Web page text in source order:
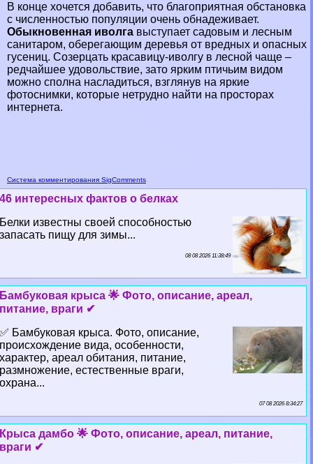
В конце хочется добавить, что благоприятная обстановка
с численностью популяции очень обнадеживает.
Обыкновенная иволга выступает садовым и лесным
санитаром, оберегающим деревья от вредных и опасных
гусениц. Созерцать красавицу-иволгу в лесной чаще –
редчайшее удовольствие, зато ярким птичьим видом
можно сполна насладиться, взглянув на яркие
фотоснимки, которые нетрудно найти на просторах
интернета.
Система комментирования SigComments
46 интересных фактов о белках
Белки известны своей способностью
запасать пищу для зимы...
08 08 2026 11:38:49
Бамбуковая крыса 🌟 Фото, описание, ареал,
питание, враги ✔
✅ Бамбуковая крыса. Фото, описание,
происхождение вида, особенности,
хаpaктер, ареал обитания, питание,
размножение, естественные враги,
охрана...
07 08 2026 8:34:27
Крыса дамбо 🌟 Фото, описание, ареал, питание,
враги ✔